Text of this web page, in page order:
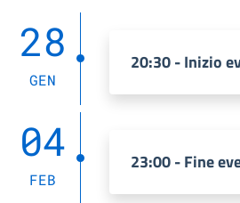
28
GEN
20:30 - Inizio
04
FEB
23:00 - Fine